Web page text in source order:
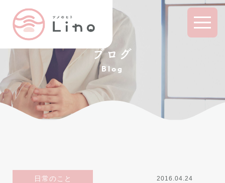
ブログ
Blog
日常のこと 2016.04.24